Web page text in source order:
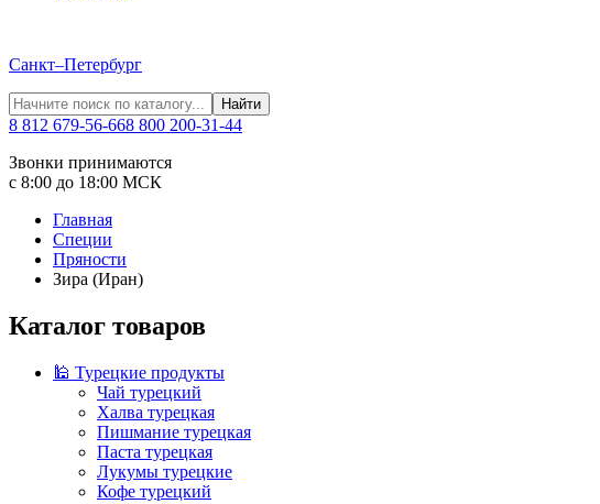
Санкт–Петербург
Найти
8 812 679-56-668 800 200-31-44
Звонки принимаются
с 8:00 до 18:00 МСК
Главная
Специи
Пряности
Зира (Иран)
Каталог товаров
🕌 Турецкие продукты
Чай турецкий
Халва турецкая
Пишмание турецкая
Паста турецкая
Лукумы турецкие
Кофе турецкий